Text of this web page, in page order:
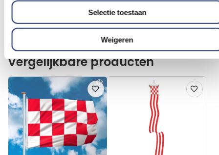
Selectie toestaan
Weigeren
Excl. BTW
Voor 16:00 besteld, dezelfde
Voor 16:00 besteld, dezelfde
Vergelijkbare producten
Voeg
toe
aan
verlanglijst
Voeg
toe